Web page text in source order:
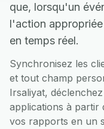
que, lorsqu'un
l'action
en temps réel.
Synchronisez les
et tout champ
Irsaliyat,
applications à partir
vos rapports en un